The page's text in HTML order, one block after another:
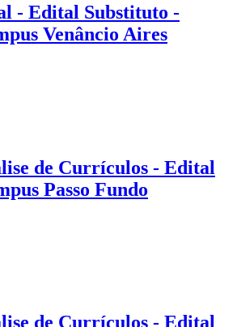
- Edital Substituto -
Venâncio Aires
de Currículos - Edital
Passo Fundo
de Currículos - Edital